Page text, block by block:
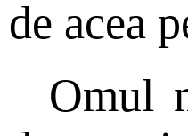
de acea
Omul